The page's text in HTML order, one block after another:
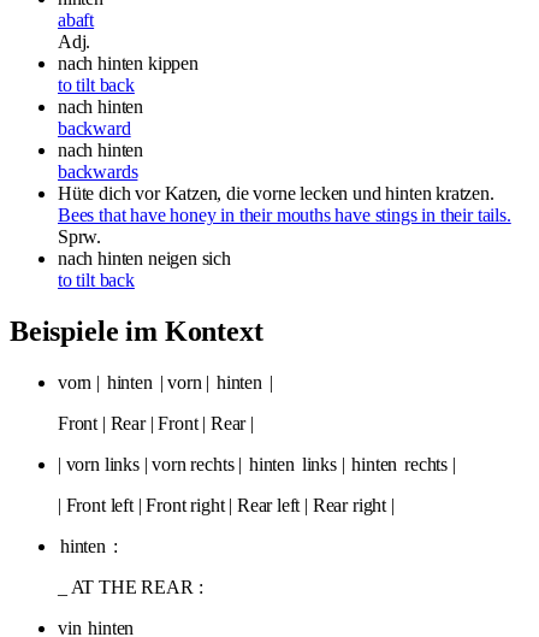
abaft
Adj.
nach hinten kippen
to tilt back
nach hinten
backward
nach hinten
backwards
Hüte dich vor Katzen, die vorne lecken und hinten kratzen.
Bees that have honey in their mouths have stings in their tails.
Sprw.
nach hinten neigen sich
to tilt back
Beispiele im Kontext
vorn | hinten | vorn | hinten |
Front | Rear | Front | Rear |
| vorn links | vorn rechts | hinten links | hinten rechts |
| Front left | Front right | Rear left | Rear right |
hinten :
_ AT THE REAR :
vin hinten